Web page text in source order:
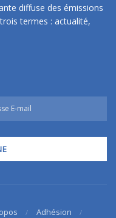
diffuse des émissions
termes : actualité,
Adhésion